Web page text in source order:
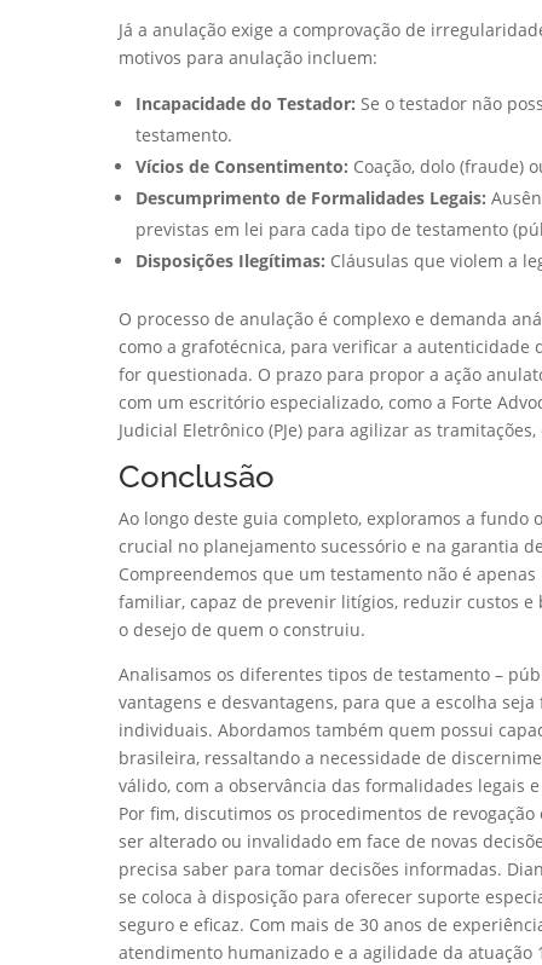
Já a anulação exige a comprovação de
motivos para anulação incluem:
Incapacidade do Testador: Se o testador não
testamento.
Vícios de Consentimento: Coação, dolo (fraude)
Descumprimento de Formalidades Legais:
previstas em lei para cada tipo de testamento
Disposições Ilegítimas: Cláusulas que violem a
O processo de anulação é complexo e demanda
como a grafotécnica, para verificar a autenticidade
for questionada. O prazo para propor a ação
com um escritório especializado, como a Forte
Judicial Eletrônico (PJe) para agilizar as
Conclusão
Ao longo deste guia completo, exploramos a
crucial no planejamento sucessório e na garantia
Compreendemos que um testamento não é
familiar, capaz de prevenir litígios, reduzir custos
o desejo de quem o construiu.
Analisamos os diferentes tipos de testamento –
vantagens e desvantagens, para que a escolha
individuais. Abordamos também quem possui
brasileira, ressaltando a necessidade de
válido, com a observância das formalidades legais
Por fim, discutimos os procedimentos de
ser alterado ou invalidado em face de novas
precisa saber para tomar decisões informadas.
se coloca à disposição para oferecer suporte
seguro e eficaz. Com mais de 30 anos de
atendimento humanizado e a agilidade da atuação